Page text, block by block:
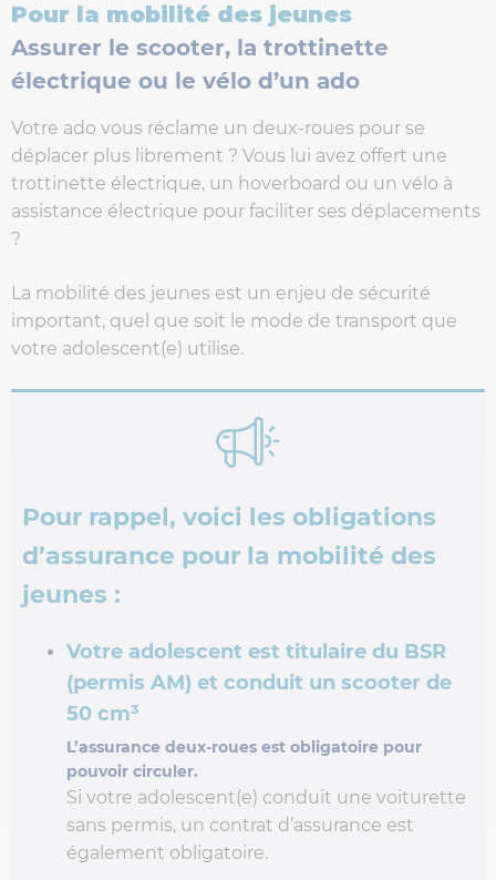
Pour la mobilité des jeunes
Assurer le scooter, la trottinette
électrique ou le vélo d’un ado
Votre ado vous réclame un deux-roues pour se
déplacer plus librement ? Vous lui avez offert une
trottinette électrique, un hoverboard ou un vélo à
assistance électrique pour faciliter ses déplacements
?
La mobilité des jeunes est un enjeu de sécurité
important, quel que soit le mode de transport que
votre adolescent(e) utilise.
Pour rappel, voici les obligations
d’assurance pour la mobilité des
jeunes :
Votre adolescent est titulaire du BSR
(permis AM) et conduit un scooter de
50 cm³
L’assurance deux-roues est obligatoire pour
pouvoir circuler.
Si votre adolescent(e) conduit une voiturette
sans permis, un contrat d’assurance est
également obligatoire.